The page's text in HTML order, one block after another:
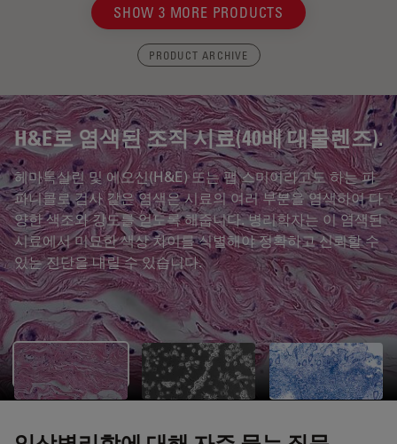
SHOW 3 MORE PRODUCTS
PRODUCT ARCHIVE
H&E로 염색된 조직 시료(40배 대물렌즈).
헤마톡실린 및 에오신(H&E) 또는 팹 스미어라고도 하는 파
파니콜로 검사 같은 염색은 시료의 여러 부분을 염색하여 다
양한 색조와 강도를 얻도록 해줍니다. 병리학자는 이 염색된
시료에서 미묘한 색상 차이를 식별해야 정확하고 신뢰할 수
있는 진단을 내릴 수 있습니다.